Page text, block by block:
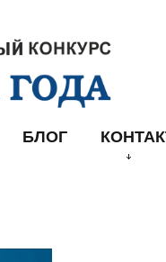
БЛОГ